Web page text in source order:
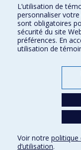
Nous trouver
Plan du site
Accessibilité
Conditions d’utilisation
L’utilisation de
personnaliser
sont obligatoires
sécurité du site
préférences. En
utilisation de
Voir notre politique
d’utilisation.